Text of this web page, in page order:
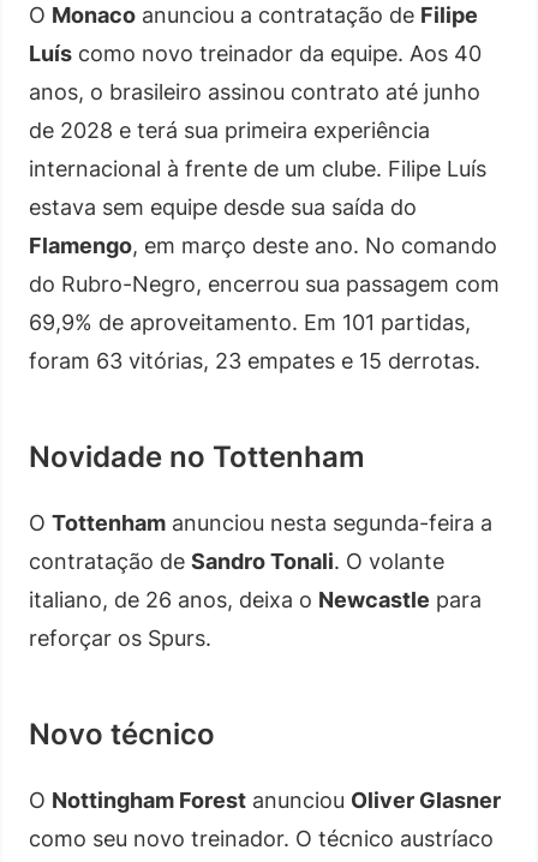
O Monaco anunciou a contratação de Filipe
Luís como novo treinador da equipe. Aos 40
anos, o brasileiro assinou contrato até junho
de 2028 e terá sua primeira experiência
internacional à frente de um clube. Filipe Luís
estava sem equipe desde sua saída do
Flamengo, em março deste ano. No comando
do Rubro-Negro, encerrou sua passagem com
69,9% de aproveitamento. Em 101 partidas,
foram 63 vitórias, 23 empates e 15 derrotas.
Novidade no Tottenham
O Tottenham anunciou nesta segunda-feira a
contratação de Sandro Tonali. O volante
italiano, de 26 anos, deixa o Newcastle para
reforçar os Spurs.
Novo técnico
O Nottingham Forest anunciou Oliver Glasner
como seu novo treinador. O técnico austríaco